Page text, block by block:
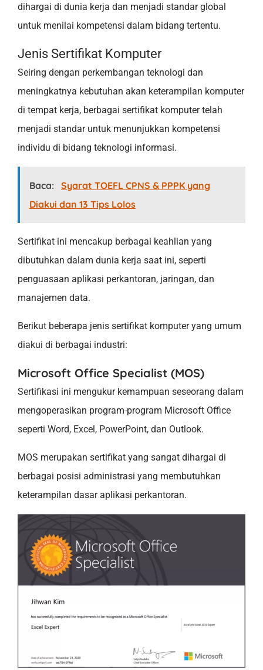
dihargai di dunia kerja dan menjadi standar global
untuk menilai kompetensi dalam bidang tertentu.
Jenis Sertifikat Komputer
Seiring dengan perkembangan teknologi dan
meningkatnya kebutuhan akan keterampilan komputer
di tempat kerja, berbagai sertifikat komputer telah
menjadi standar untuk menunjukkan kompetensi
individu di bidang teknologi informasi.
Baca: Syarat TOEFL CPNS & PPPK yang
Diakui dan 13 Tips Lolos
Sertifikat ini mencakup berbagai keahlian yang
dibutuhkan dalam dunia kerja saat ini, seperti
penguasaan aplikasi perkantoran, jaringan, dan
manajemen data.
Berikut beberapa jenis sertifikat komputer yang umum
diakui di berbagai industri:
Microsoft Office Specialist (MOS)
Sertifikasi ini mengukur kemampuan seseorang dalam
mengoperasikan program-program Microsoft Office
seperti Word, Excel, PowerPoint, dan Outlook.
MOS merupakan sertifikat yang sangat dihargai di
berbagai posisi administrasi yang membutuhkan
keterampilan dasar aplikasi perkantoran.